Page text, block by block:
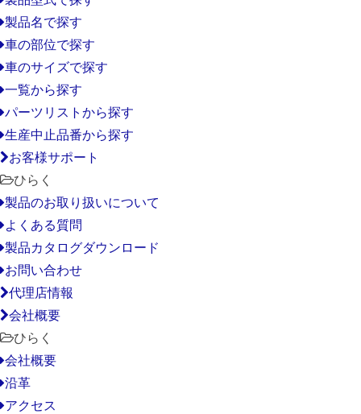
製品名で探す
車の部位で探す
車のサイズで探す
一覧から探す
パーツリストから探す
生産中止品番から探す
お客様サポート
ひらく
製品のお取り扱いについて
よくある質問
製品カタログダウンロード
お問い合わせ
代理店情報
会社概要
ひらく
会社概要
沿革
アクセス